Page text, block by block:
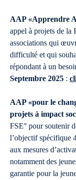
AAP «Apprendre
appel à projets de la
associations qui
difficulté et qui
répondant à un
Septembre 2025 :
AAP «pour le
projets à impact
FSE° pour soutenir
l’objectif spécifique
aux mesures
notamment des
garantie pour la